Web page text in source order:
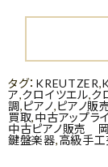
タグ： KREUTZER,
ア,クロイツエル,ク
調,ピアノ,ピアノ販
買取,中古アップラ
中古ピアノ販売
鍵盤楽器,高級手工